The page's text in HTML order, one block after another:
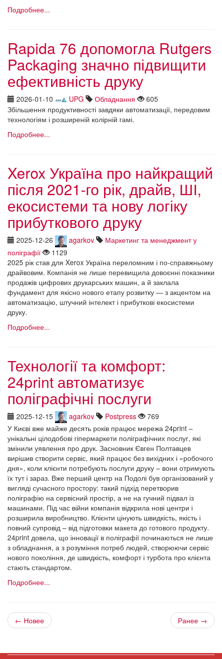
Подробнее...
Rapida 76 допомогла Rutgers
Packaging значно підвищити
ефективність друку
2026-01-10 UPG Обладнання
605
Збільшення продуктивності завдяки автоматизації, передовим
технологіям і розширеній колірній гамі.
Подробнее...
Xerox Україна про найкращий
після 2021-го рік, драйв, ШІ,
екосистеми та нову логіку
прибуткового друку
2025-12-26 agarkov
Маркетинг та менеджмент у
поліграфії
1129
2025 рік став для Xerox Україна переломним і по-справжньому
драйвовим. Компанія не лише перевищила довоєнні показники
продажів цифрових друкарських машин, а й заклала
фундамент для якісно нового етапу розвитку — з акцентом на
автоматизацію, штучний інтелект і прибуткові екосистеми
друку.
Подробнее...
Технології та комфорт:
24print автоматизує
поліграфічні послуги
2025-12-15 agarkov Postpress
769
У Києві вже майже десять років працює мережа 24print –
унікальні цілодобові гіпермаркети поліграфічних послуг, які
змінили уявлення про друк. Засновник Євген Полтавцев
вирішив створити сервіс, який працює без вихідних і «робочого
дня», коли клієнти потребують послуги друку – вони отримують
їх тут і зараз. Вже перший центр на Подолі був організований у
вигляді сучасного простору: такий підхід перетворив
поліграфію на сервісний простір, а не на гучний підвал із
машинами. Під час війни компанія відкрила нові центри і
розширила виробництво. Клієнти цінують швидкість, якість і
повний супровід – від підготовки макета до готового продукту.
24print довела, що інновації в поліграфії починаються не лише
з обладнання, а з розуміння потреб людей, створюючи сервіс
нового покоління, де швидкість, комфорт і турбота про клієнта
стають стандартом.
Подробнее...
← Новее Ранее →